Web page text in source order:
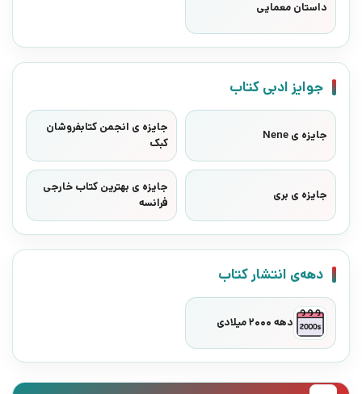
داستان معمایی
جوایز ادبی کتاب
جایزه ی Nene
جایزه ی انجمن کتابفروشان
کبک
جایزه ی بری
جایزه ی بهترین کتاب خارجی
فرانسه
دهه‌ی انتشار کتاب
دهه 2000 میلادی